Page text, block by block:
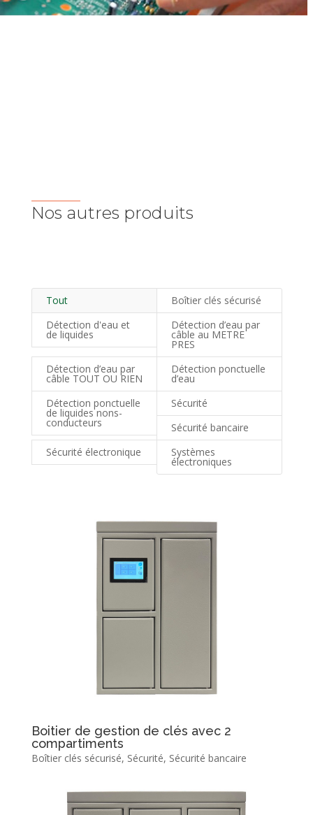
Nos autres produits
Tout
Boîtier clés sécurisé
Détection d'eau et
de liquides
Détection d’eau par
câble au METRE
PRES
Détection d’eau par
câble TOUT OU RIEN
Détection ponctuelle
d’eau
Détection ponctuelle
de liquides nons-
conducteurs
Sécurité
Sécurité bancaire
Sécurité électronique
Systèmes
électroniques
Boitier de gestion de clés avec 2
compartiments
Boîtier clés sécurisé, Sécurité, Sécurité bancaire